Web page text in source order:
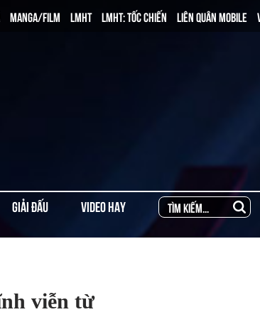
MANGA/FILM LMHT LMHT: TỐC CHIẾN LIÊN QUÂN MOBILE
GIẢI ĐẤU VIDEO HAY
viễn từ